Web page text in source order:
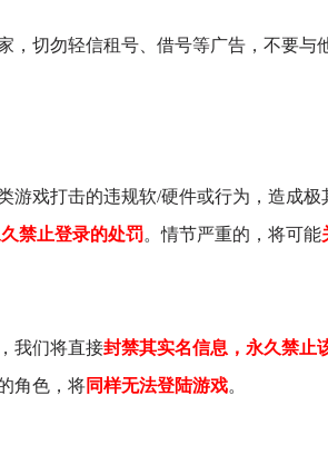
切勿轻信租号、借号等广告，不要
游戏打击的违规软/硬件或行为，造成极
禁止登录的处罚。情节严重的，将可能
我们将直接封禁其实名信息，永久禁止
角色，将同样无法登陆游戏。